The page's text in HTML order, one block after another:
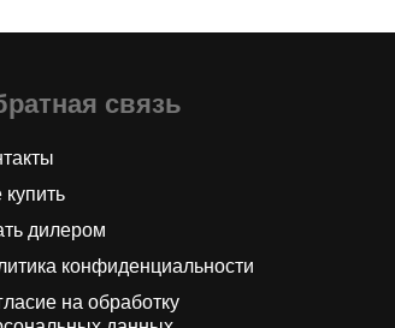
связь
купить
дилером
конфиденциальности
на обработку